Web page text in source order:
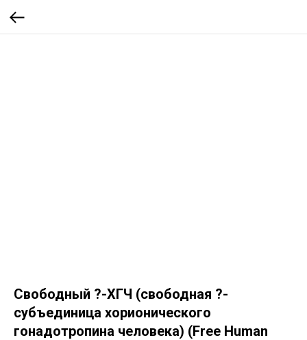
Свободный ?-ХГЧ (свободная ?-
субъединица хорионического
гонадотропина человека) (Free Human